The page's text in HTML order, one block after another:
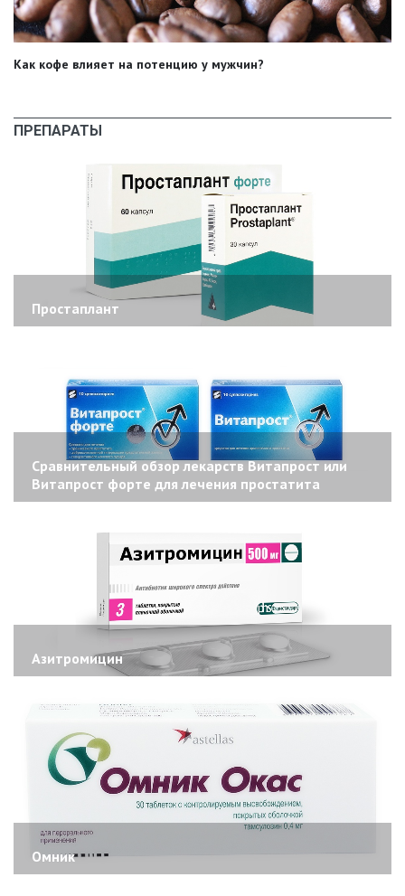
Как кофе влияет на потенцию у мужчин?
ПРЕПАРАТЫ
Простаплант
Сравнительный обзор лекарств Витапрост или
Витапрост форте для лечения простатита
Азитромицин
Омник